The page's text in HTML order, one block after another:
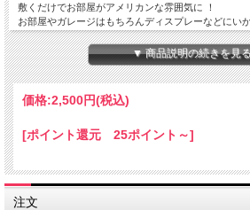
敷くだけでお部屋がアメリカンな雰囲気に
！
お部屋やガレージはもちろんディスプレーなどにい
サイズ 1200ｘ500mm
素材 コットン
注意事項
※実物とパソコンモニター画面上で見た写
少異なる場合もございますのでご了承下さい
ます。これらは製法上避けられないもので
▼ 商品説明の続きを見
価格:2,500円(税込)
[ポイント還元 25ポイント～]
注文